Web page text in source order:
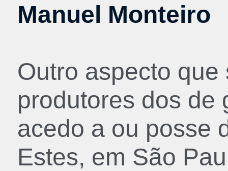
Manuel Monteiro
Outro aspecto
produtores dos de
acedo a ou posse
Estes, em São